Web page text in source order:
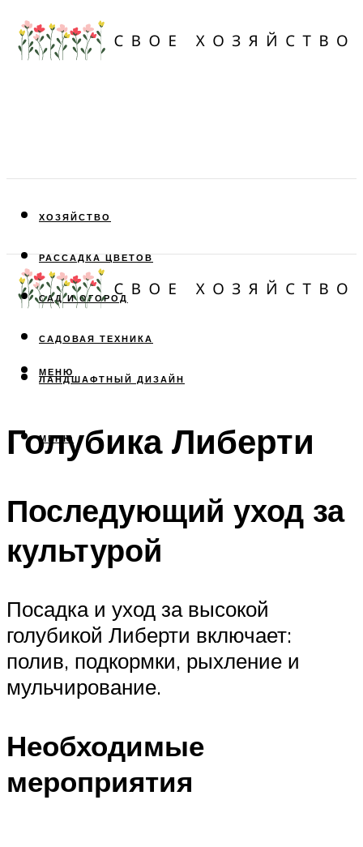
ХОЗЯЙСТВО
РАССАДКА ЦВЕТОВ
САД И ОГОРОД
САДОВАЯ ТЕХНИКА
ЛАНДШАФТНЫЙ ДИЗАЙН
МЕНЮ
МЕНЮ
Голубика Либерти
Последующий уход за
культурой
Посадка и уход за высокой
голубикой Либерти включает:
полив, подкормки, рыхление и
мульчирование.
Необходимые
мероприятия